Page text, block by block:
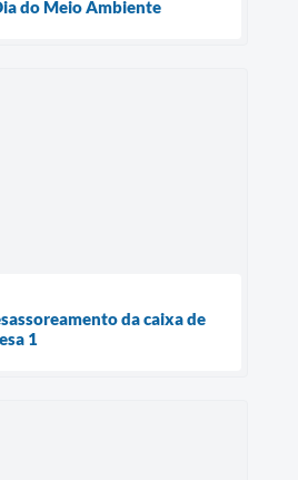
do Meio Ambiente
da caixa de
1